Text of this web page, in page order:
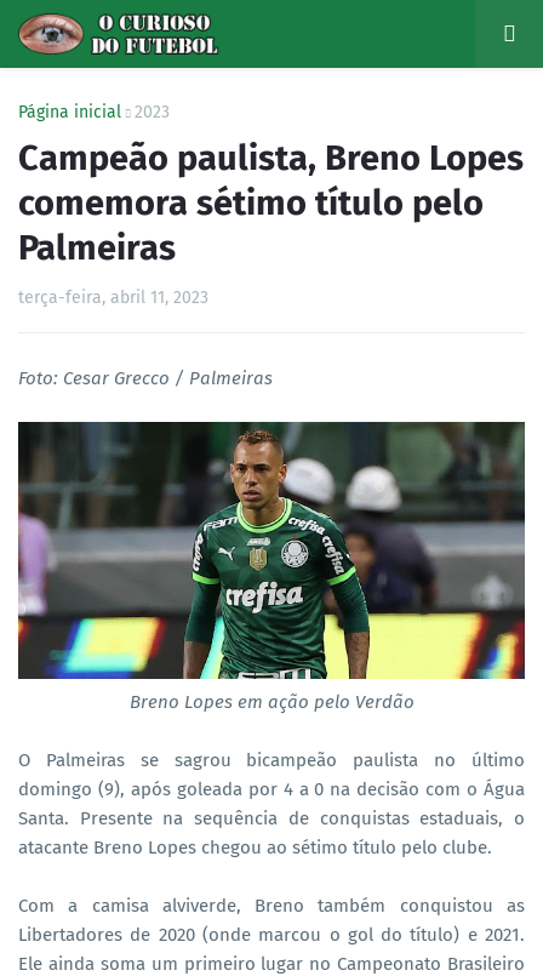
Página inicial 2023
Campeão paulista, Breno Lopes
comemora sétimo título pelo
Palmeiras
terça-feira, abril 11, 2023
Foto: Cesar Grecco / Palmeiras
Breno Lopes em ação pelo Verdão
O Palmeiras se sagrou bicampeão paulista no último
domingo (9), após goleada por 4 a 0 na decisão com o Água
Santa. Presente na sequência de conquistas estaduais, o
atacante Breno Lopes chegou ao sétimo título pelo clube.
Com a camisa alviverde, Breno também conquistou as
Libertadores de 2020 (onde marcou o gol do título) e 2021.
Ele ainda soma um primeiro lugar no Campeonato Brasileiro